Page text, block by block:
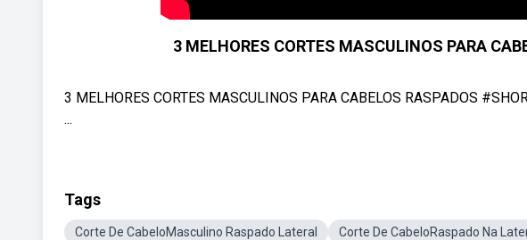
3 MELHORES CORTES MASCULINOS PARA
3 MELHORES CORTES MASCULINOS PARA CABELOS RASPADOS
...
Tags
Corte De CabeloMasculino Raspado Lateral Corte De CabeloRaspado Na